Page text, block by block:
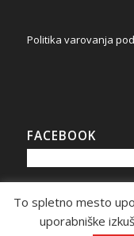
Politika varovanja
FACEBOOK
To spletno mesto
uporabniške